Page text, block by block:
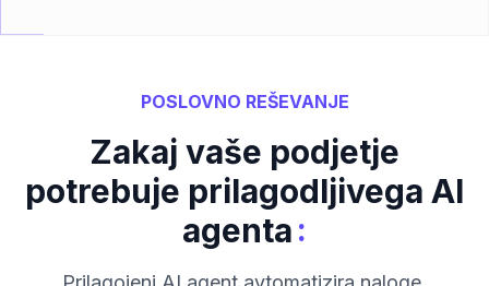
POSLOVNO REŠEVANJE
Zakaj vaše podjetje
potrebuje prilagodljivega AI
agenta: